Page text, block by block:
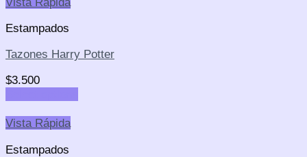
Estampados
Tazones Harry Potter
$3.500
Vista Rápida
Estampados